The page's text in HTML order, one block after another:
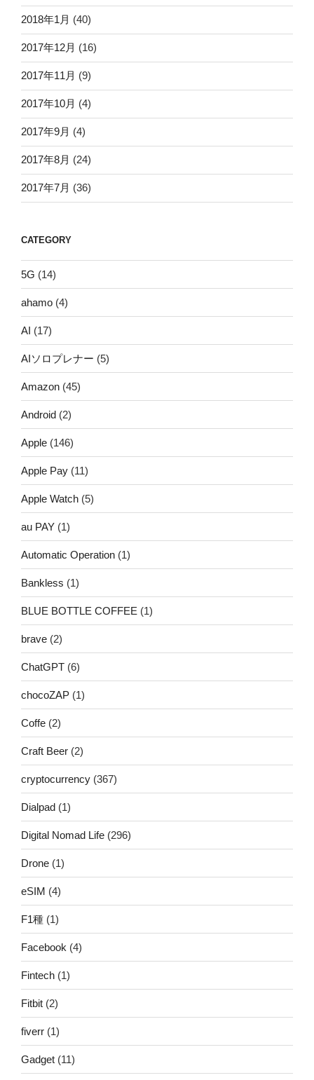
2018年1月 (40)
2017年12月 (16)
2017年11月 (9)
2017年10月 (4)
2017年9月 (4)
2017年8月 (24)
2017年7月 (36)
CATEGORY
5G (14)
ahamo (4)
AI (17)
AIソロプレナー (5)
Amazon (45)
Android (2)
Apple (146)
Apple Pay (11)
Apple Watch (5)
au PAY (1)
Automatic Operation (1)
Bankless (1)
BLUE BOTTLE COFFEE (1)
brave (2)
ChatGPT (6)
chocoZAP (1)
Coffe (2)
Craft Beer (2)
cryptocurrency (367)
Dialpad (1)
Digital Nomad Life (296)
Drone (1)
eSIM (4)
F1種 (1)
Facebook (4)
Fintech (1)
Fitbit (2)
fiverr (1)
Gadget (11)